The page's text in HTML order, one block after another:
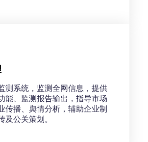
测系统，监测全网信息，提供
能、监测报告输出，指导市场
传播、舆情分析，辅助企业制
及公关策划。